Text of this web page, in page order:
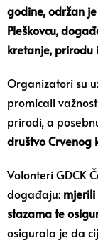
godine, održan je
Pleškovcu,
kretanje, prirodu
Organizatori su
promicali
prirodi, a
društvo Crvenog
Volonteri GDCK
događaju: mjerili
stazama te
osigurala je da